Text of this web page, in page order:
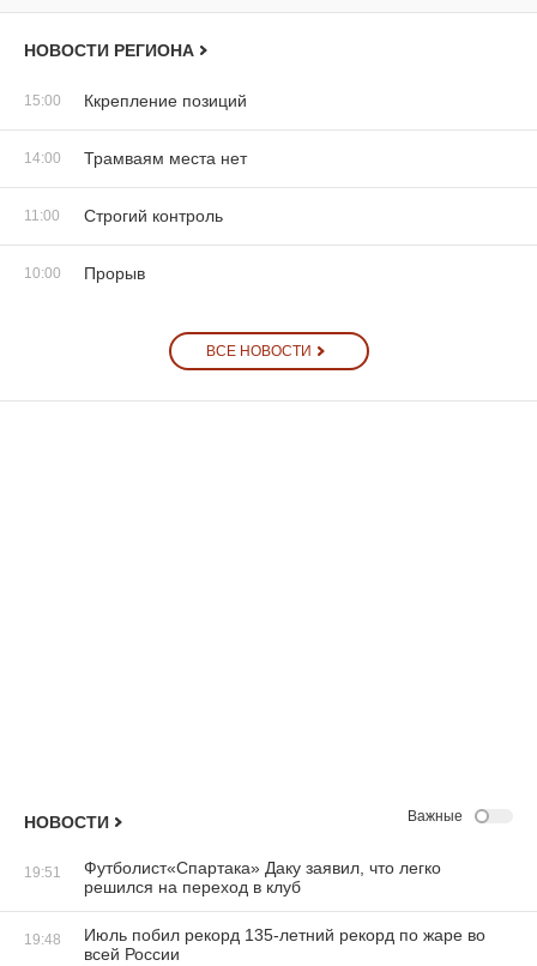
НОВОСТИ РЕГИОНА
15:00 Ккрепление позиций
14:00 Трамваям места нет
11:00 Строгий контроль
10:00 Прорыв
ВСЕ НОВОСТИ
НОВОСТИ Важные
19:51
Футболист«Спартака» Даку заявил, что легко
решился на переход в клуб
19:48
Июль побил рекорд 135-летний рекорд по жаре во
всей России